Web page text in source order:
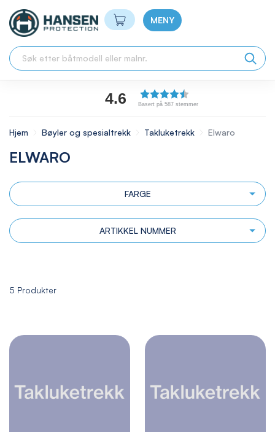
Min handlekurv
MENY
4.6 Basert på 587 stemmer
Hjem Bøyler og spesialtrekk Takluketrekk Elwaro
ELWARO
FARGE
ARTIKKEL NUMMER
5 Produkter